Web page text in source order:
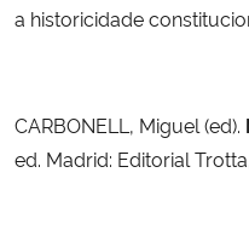
a historicidade
CARBONELL, Miguel (ed).
ed. Madrid: Editorial